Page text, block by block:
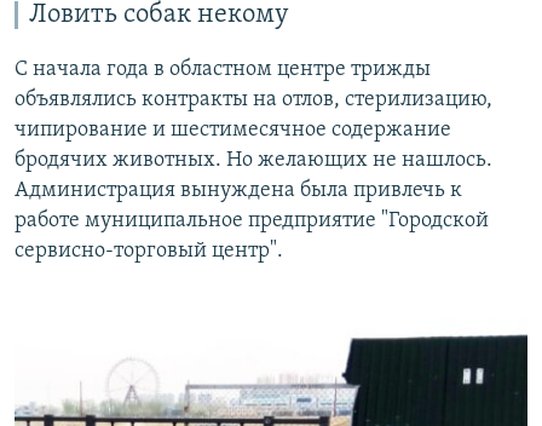
Ловить собак некому
С начала года в областном центре трижды
объявлялись контракты на отлов, стерилизацию,
чипирование и шестимесячное содержание
бродячих животных. Но желающих не нашлось.
Администрация вынуждена была привлечь к
работе муниципальное предприятие "Городской
сервисно-торговый центр".